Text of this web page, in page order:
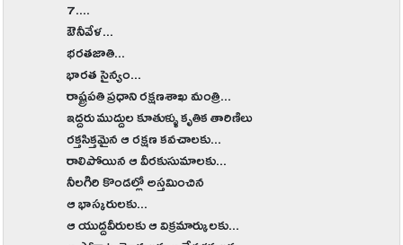
7....
ఔనీవేళ...
భరతజాతి...
భారత సైన్యం...
రాష్ట్రపతి ప్రధాని రక్షణశాఖ మంత్రి...
ఇద్దరు ముద్దుల కూతుళ్ళు కృతిక తారిణిలు
రక్తసిక్తమైన ఆ రక్షణ కవచాలకు...
రాలిపోయిన ఆ వీరకుసుమాలకు...
నీలగిరి కొండల్లో అస్తమించిన
ఆ భాస్కరులకు...
ఆ యుద్దవీరులకు ఆ విక్రమార్కులకు...